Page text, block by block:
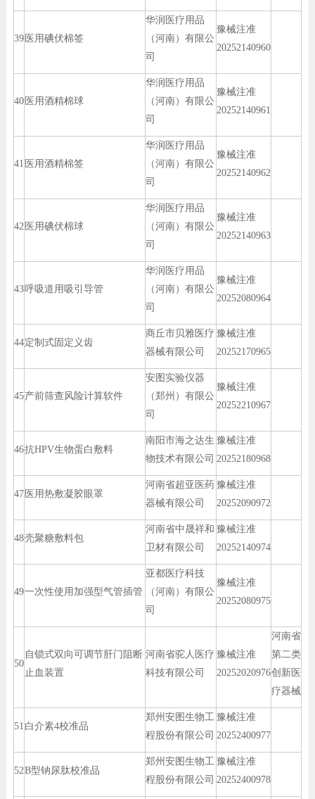
39 医用碘伏棉签
华润医疗用品
（河南）有限公
司
豫械注准
20252140960
40 医用酒精棉球
华润医疗用品
（河南）有限公
司
豫械注准
20252140961
41 医用酒精棉签
华润医疗用品
（河南）有限公
司
豫械注准
20252140962
42 医用碘伏棉球
华润医疗用品
（河南）有限公
司
豫械注准
20252140963
43 呼吸道用吸引导管
华润医疗用品
（河南）有限公
司
豫械注准
20252080964
44定制式固定义齿
商丘市贝雅医疗
器械有限公司
豫械注准
20252170965
45产前筛查风险计算软件
安图实验仪器
（郑州）有限公
司
豫械注准
20252210967
46抗HPV生物蛋白敷料
南阳市海之达生
物技术有限公司
豫械注准
20252180968
47 医用热敷凝胶眼罩
河南省超亚医药
器械有限公司
豫械注准
20252090972
48壳聚糖敷料包
河南省中晟祥和
卫材有限公司
豫械注准
20252140974
49一次性使用加强型气管插管
亚都医疗科技
（河南）有限公
司
豫械注准
20252080975
50
自锁式双向可调节肝门阻断
止血装置
河南省驼人医疗
科技有限公司
豫械注准
20252020976
河南省
第二类
创新医
疗器械
51 白介素4校准品
郑州安图生物工
程股份有限公司
豫械注准
20252400977
52B型钠尿肽校准品
郑州安图生物工
程股份有限公司
豫械注准
20252400978